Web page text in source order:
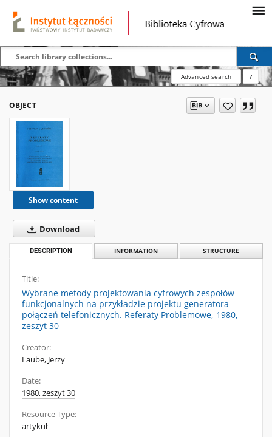
Advanced search ?
OBJECT
Show content
Download
DESCRIPTION INFORMATION STRUCTURE
Title:
Wybrane metody projektowania cyfrowych zespołów
funkcjonalnych na przykładzie projektu generatora
połączeń telefonicznych. Referaty Problemowe, 1980,
zeszyt 30
Creator:
Laube, Jerzy
Date:
1980, zeszyt 30
Resource Type:
artykuł